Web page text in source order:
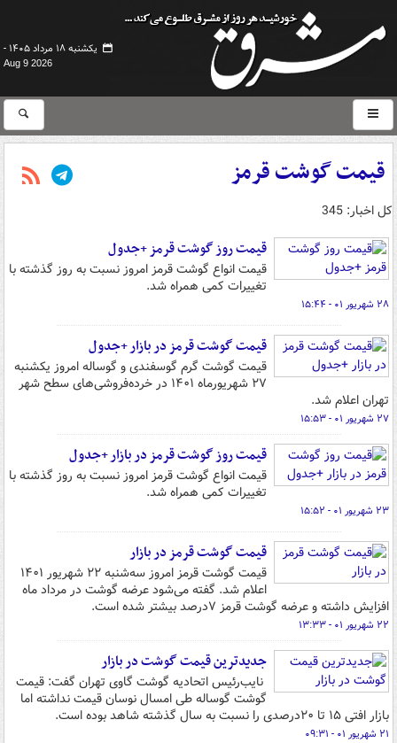
یکشنبه ۱۸ مرداد ۱۴۰۵ -
Aug 9 2026
قیمت گوشت قرمز
کل اخبار: 345
قیمت روز گوشت قرمز +جدول
قیمت انواع گوشت قرمز امروز نسبت به روز گذشته با
تغییرات کمی همراه شد.
۲۸ شهریور ۰۱ - ۱۵:۴۴
قیمت گوشت قرمز در بازار +جدول
قیمت گوشت گرم گوسفندی و گوساله امروز یکشنبه
۲۷ شهریورماه ۱۴۰۱ در خرده‌فروشی‌های سطح شهر
تهران اعلام شد.
۲۷ شهریور ۰۱ - ۱۵:۵۳
قیمت روز گوشت قرمز در بازار +جدول
قیمت انواع گوشت قرمز امروز نسبت به روز گذشته با
تغییرات کمی همراه شد.
۲۳ شهریور ۰۱ - ۱۵:۵۲
قیمت گوشت قرمز در بازار
قیمت گوشت قرمز امروز سه‌شنبه ۲۲ شهریور ۱۴۰۱
اعلام شد. گفته می‌شود عرضه گوشت در مرداد ماه
افزایش داشته و عرضه گوشت قرمز ۷درصد بیشتر شده است.
۲۲ شهریور ۰۱ - ۱۳:۳۳
جدیدترین قیمت گوشت در بازار
نایب‌رئیس اتحادیه گوشت گاوی تهران گفت: قیمت
گوشت گوساله طی امسال نوسان قیمت نداشته اما
بازار افتی ۱۵ تا ۲۰درصدی را نسبت به سال گذشته شاهد بوده است.
۲۱ شهریور ۰۱ - ۰۹:۳۱